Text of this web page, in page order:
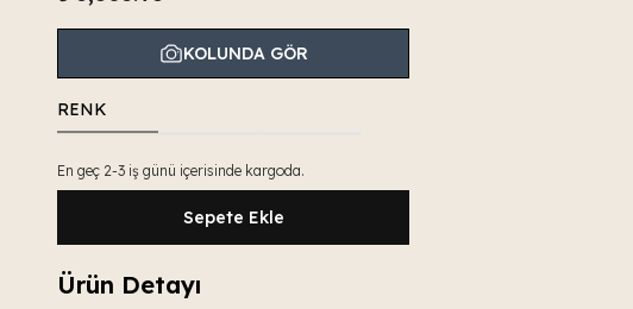
KOLUNDA GÖR
RENK
En geç 2-3 iş günü içerisinde kargoda.
Sepete Ekle
Ürün Detayı